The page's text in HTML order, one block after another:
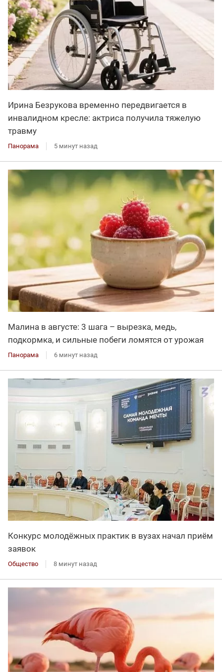
Ирина Безрукова временно передвигается в
инвалидном кресле: актриса получила тяжелую
травму
Панорама 5 минут назад
Малина в августе: 3 шага – вырезка, медь,
подкормка, и сильные побеги ломятся от урожая
Панорама 6 минут назад
Конкурс молодёжных практик в вузах начал приём
заявок
Общество 8 минут назад